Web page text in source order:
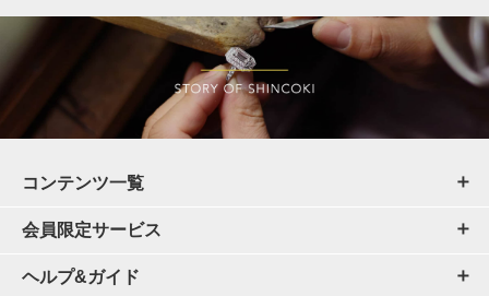
コンテンツ一覧
会員限定サービス
ヘルプ&ガイド